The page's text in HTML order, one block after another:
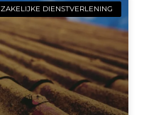
ZAKELIJKE DIENSTVERLENING